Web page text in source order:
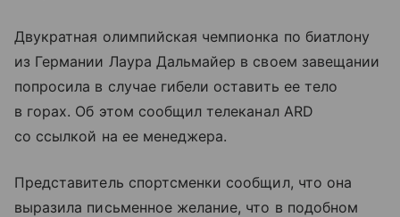
Двукратная олимпийская чемпионка по биатлону
из Германии Лаура Дальмайер в своем завещании
попросила в случае гибели оставить ее тело
в горах. Об этом сообщил телеканал ARD
со ссылкой на ее менеджера.
Представитель спортсменки сообщил, что она
выразила письменное желание, что в подобном